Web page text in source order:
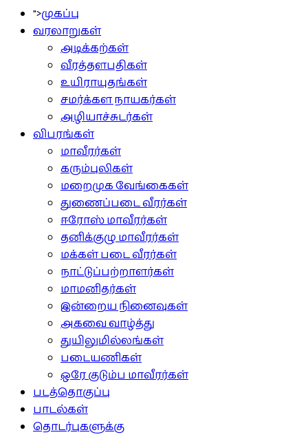
">முகப்பு
வரலாறுகள்
அடிக்கற்கள்
வீரத்தளபதிகள்
உயிராயுதங்கள்
சமர்க்கள நாயகர்கள்
அழியாச்சுடர்கள்
விபரங்கள்
மாவீரர்கள்
கரும்புலிகள்
மறைமுக வேங்கைகள்
துணைப்படை வீரர்கள்
ஈரோஸ் மாவீரர்கள்
தனிக்குழு மாவீரர்கள்
மக்கள் படை வீரர்கள்
நாட்டுப்பற்றாளர்கள்
மாமனிதர்கள்
இன்றைய நினைவுகள்
அகவை வாழ்த்து
துயிலுமில்லங்கள்
படையணிகள்
ஒரே குடும்ப மாவீரர்கள்
படத்தொகுப்பு
பாடல்கள்
தொடர்புகளுக்கு